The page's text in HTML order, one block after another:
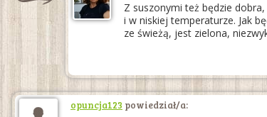
Z suszonymi też będzie
i w niskiej temperaturze. Jak
ze świeżą, jest zielona,
opuncja123 powiedział/a: